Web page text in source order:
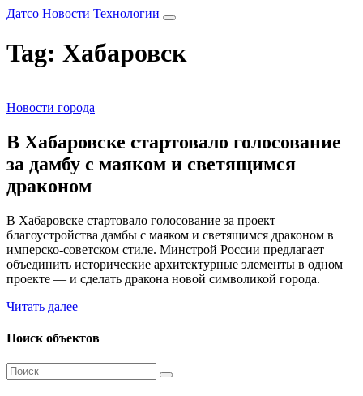
Датсо Новости Технологии
Tag: Хабаровск
Новости города
В Хабаровске стартовало голосование
за дамбу с маяком и светящимся
драконом
В Хабаровске стартовало голосование за проект
благоустройства дамбы с маяком и светящимся драконом в
имперско-советском стиле. Минстрой России предлагает
объединить исторические архитектурные элементы в одном
проекте — и сделать дракона новой символикой города.
Читать далее
Поиск объектов